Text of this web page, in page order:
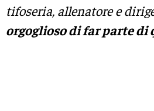
tifoseria, allenatore e
orgoglioso di far parte di